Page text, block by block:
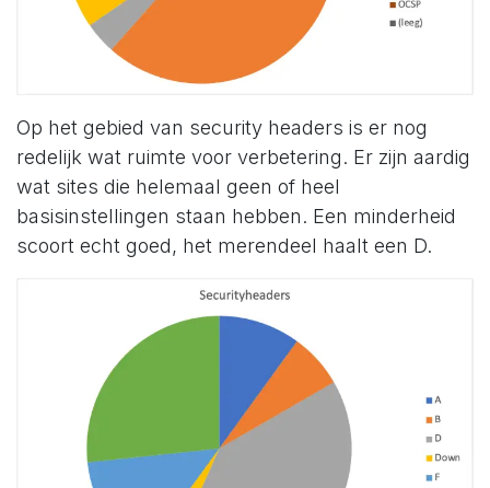
Op het gebied van security headers is er nog
redelijk wat ruimte voor verbetering. Er zijn aardig
wat sites die helemaal geen of heel
basisinstellingen staan hebben. Een minderheid
scoort echt goed, het merendeel haalt een D.